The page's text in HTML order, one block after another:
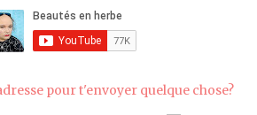
pour t'envoyer quelque chose?